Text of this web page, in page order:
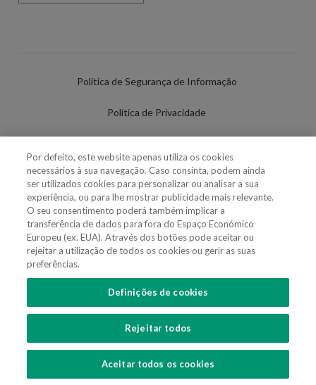
Política de Segurança de Informação
Política de Privacidade
Política de Cookies
Definições de cookies
Uso Fraudulento Nome/Marca
SIGA-NOS
Advogados e Consultores, SP RL. Todos os direitos reservados.
Created by
.
Por defeito, este website apenas utiliza os cookies
necessários à sua navegação. Caso consinta, podem ainda
ser utilizados cookies para personalizar ou analisar a sua
experiência, ou para lhe mostrar publicidade mais relevante.
O seu consentimento poderá também implicar a
transferência de dados para fora do Espaço Económico
Europeu (ex. EUA). Através dos botões pode aceitar ou
rejeitar a utilização de todos os cookies ou gerir as suas
preferências.
Definições de cookies
Rejeitar todos
Aceitar todos os cookies